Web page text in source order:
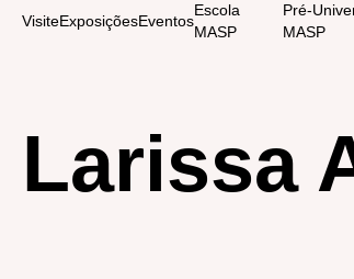
VisiteExposiçõesEventos
Escola
MASP
Pré-
MASP
Larissa